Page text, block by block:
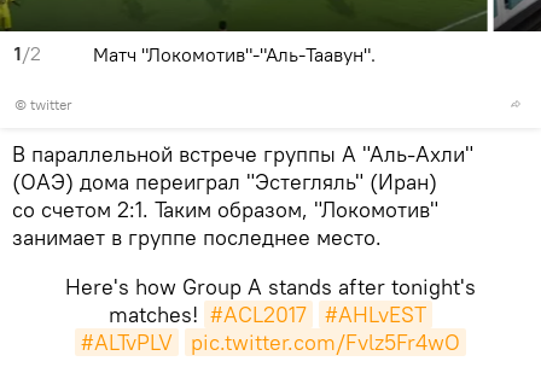
1/2
© twitter
Матч "Локомотив"-"Аль-Таавун".
В параллельной встрече группы А "Аль-Ахли"
(ОАЭ) дома переиграл "Эстегляль" (Иран)
со счетом 2:1. Таким образом, "Локомотив"
занимает в группе последнее место.
Here's how Group A stands after tonight's
matches! #ACL2017
#AHLvEST
#ALTvPLV
pic.twitter.com/Fvlz5Fr4wO